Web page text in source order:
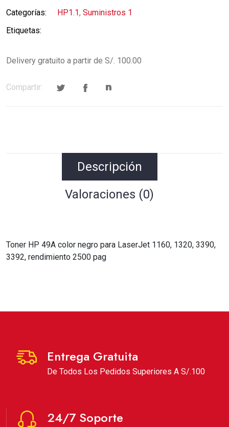
Categorías:
HP1.1, Suministros 1
Etiquetas:
Delivery gratuito a partir de S/. 100.00
Compartir:
Descripción
Valoraciones (0)
Toner HP 49A color negro para LaserJet 1160, 1320, 3390,
3392, rendimiento 2500 pag
Entrega Gratuita
De Todos Los Pedidos Superiores A S/.100
24/7 Soporte